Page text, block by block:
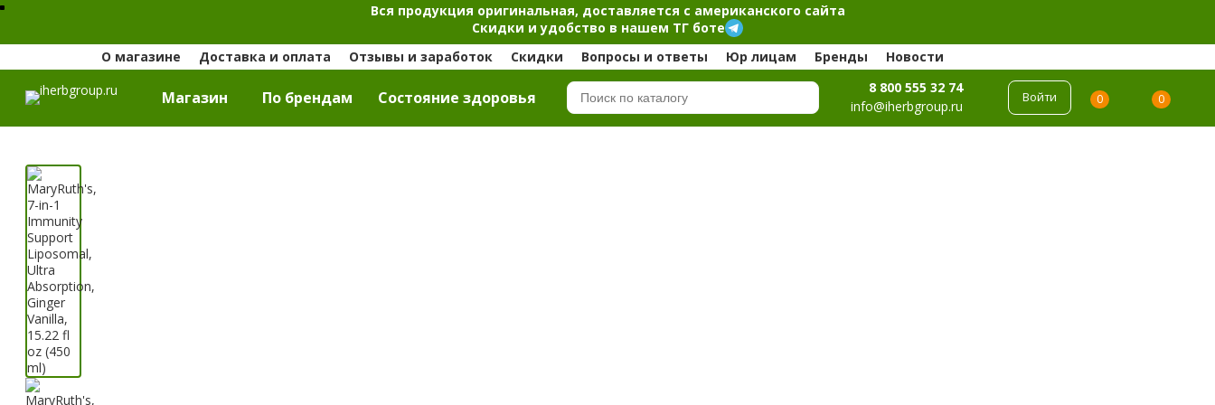
Вся продукция оригинальная, доставляется с американского сайта
Скидки и удобство в нашем ТГ боте
О магазине
Доставка и оплата Отзывы и заработок Скидки Вопросы и ответы Юр лицам Бренды Новости
Магазин По брендам Cостояние здоровья
8 800 555 32 74
info@iherbgroup.ru
Войти 0 0